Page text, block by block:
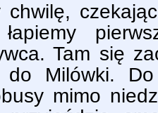
chwilę,
łapiemy
Tam się
do Milówki.
mimo